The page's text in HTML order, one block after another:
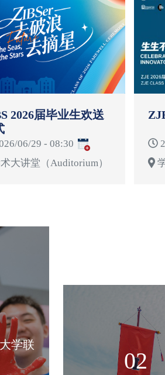
2026届毕业生欢送
06/29 - 08:30
大讲堂（Auditorium）
学联
02